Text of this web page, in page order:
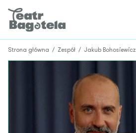
Strona główna / Zespół / Jakub Bohosiewicz